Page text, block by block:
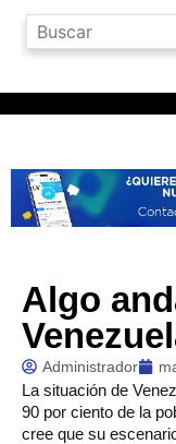
Algo
Administrador
La situación de
90 por ciento de la
cree que su